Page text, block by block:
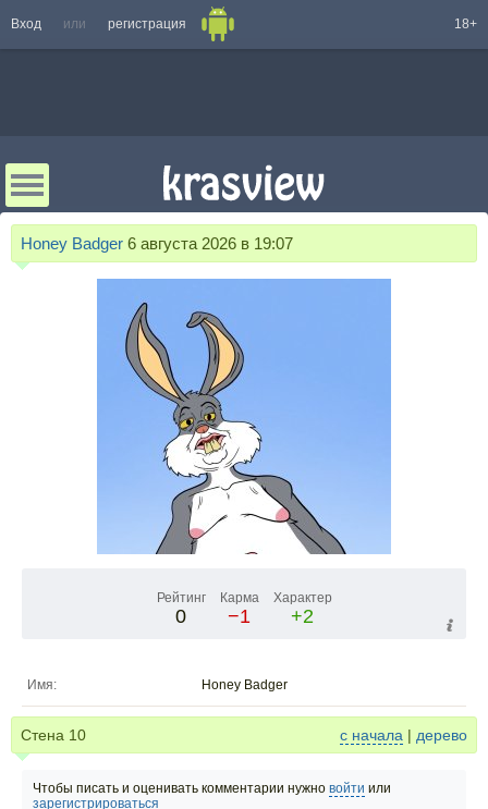
Вход или регистрация 18+
Honey Badger 6 августа 2026 в 19:07
Рейтинг
0
Карма
−1
Характер
+2
Имя: Honey Badger
Стена 10 с начала | дерево
Чтобы писать и оценивать комментарии нужно войти или
зарегистрироваться